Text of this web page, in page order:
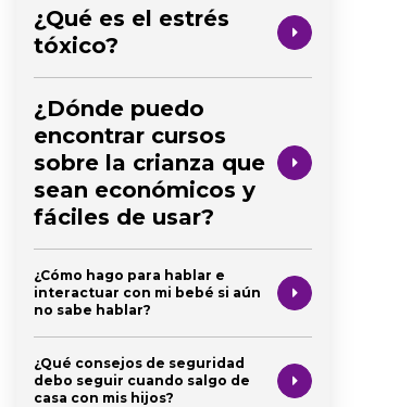
Conversaciones con
tu recién nacido
recién nacido
¿Qué es el estrés
tóxico?
¿Dónde puedo
encontrar cursos
sobre la crianza que
sean económicos y
fáciles de usar?
¿Cómo hago para hablar e
interactuar con mi bebé si aún
no sabe hablar?
¿Qué consejos de seguridad
debo seguir cuando salgo de
casa con mis hijos?